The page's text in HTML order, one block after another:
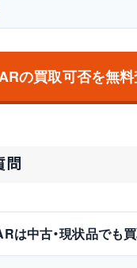
の買取可否を無
問
は中古・現状品でも